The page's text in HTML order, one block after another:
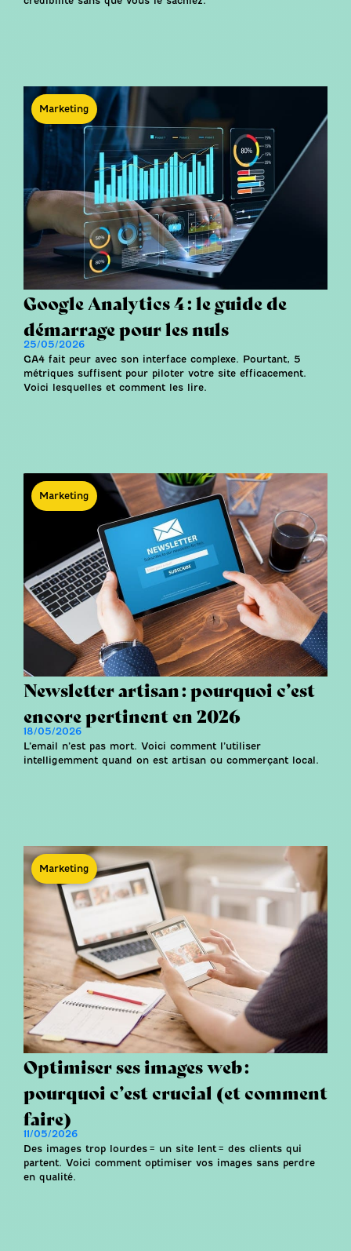
Marketing
Google Analytics 4 : le guide de
démarrage pour les nuls
25/05/2026
GA4 fait peur avec son interface complexe. Pourtant, 5
métriques suffisent pour piloter votre site efficacement.
Voici lesquelles et comment les lire.
Marketing
Newsletter artisan : pourquoi c’est
encore pertinent en 2026
18/05/2026
L’email n’est pas mort. Voici comment l’utiliser
intelligemment quand on est artisan ou commerçant local.
Marketing
Optimiser ses images web :
pourquoi c’est crucial (et comment
faire)
11/05/2026
Des images trop lourdes = un site lent = des clients qui
partent. Voici comment optimiser vos images sans perdre
en qualité.